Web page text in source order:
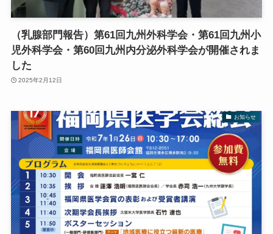
（乳腺部門報告）第61回九州外科学会・第61回九州小
児外科学会・第60回九州内分泌外科学会が開催されま
した
2025年2月12日
お知らせ